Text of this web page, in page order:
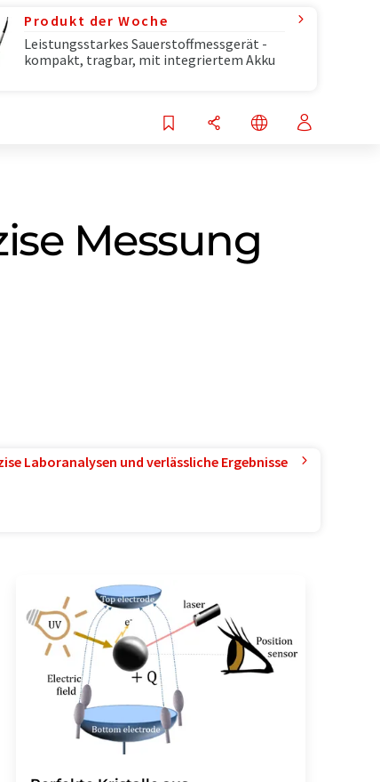
Produkt der Woche
Leistungsstarkes Sauerstoffmessgerät -
kompakt, tragbar, mit integriertem Akku
Messung
Laboranalysen und verlässliche Ergebnisse